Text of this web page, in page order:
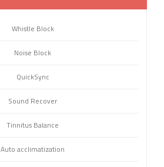
Whistle Block
Noise Block
QuickSync
Sound Recover
Tinnitus Balance
Auto acclimatization